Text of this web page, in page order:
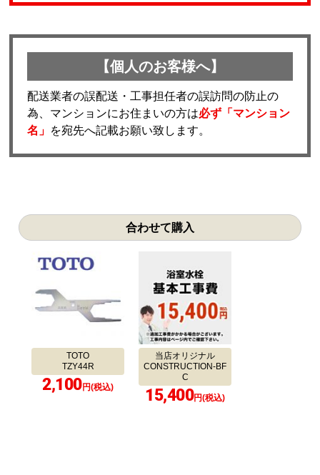
【個人のお客様へ】
配送業者の誤配送・工事担任者の誤訪問の防止の
為、マンションにお住まいの方は必ず「マンション
名」 を宛先へ記載お願い致します。
合わせて購入
TOTO
TZY44R
2,100円(税込)
当店オリジナル
CONSTRUCTION-BF
C
15,400円(税込)